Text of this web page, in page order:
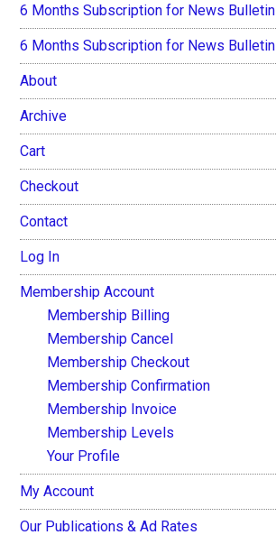
6 Months Subscription for News Bulletin
6 Months Subscription for News Bulletin
About
Archive
Cart
Checkout
Contact
Log In
Membership Account
Membership Billing
Membership Cancel
Membership Checkout
Membership Confirmation
Membership Invoice
Membership Levels
Your Profile
My Account
Our Publications & Ad Rates